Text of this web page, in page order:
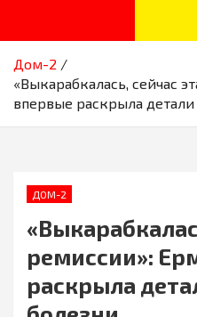
Секреты звёзд
видео из жизни звёзд
Дом-2
«Выкарабкалась, сейчас
впервые раскрыла
ДОМ-2
ремиссии»:
раскрыла